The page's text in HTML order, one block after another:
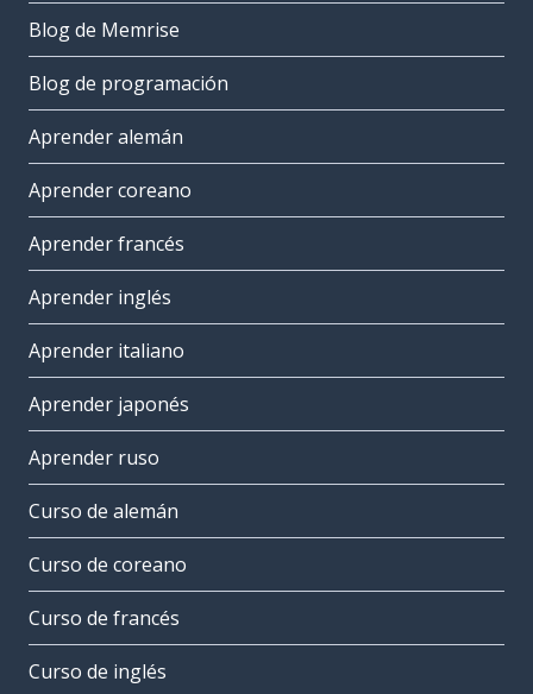
Blog de Memrise
Blog de programación
Aprender alemán
Aprender coreano
Aprender francés
Aprender inglés
Aprender italiano
Aprender japonés
Aprender ruso
Curso de alemán
Curso de coreano
Curso de francés
Curso de inglés